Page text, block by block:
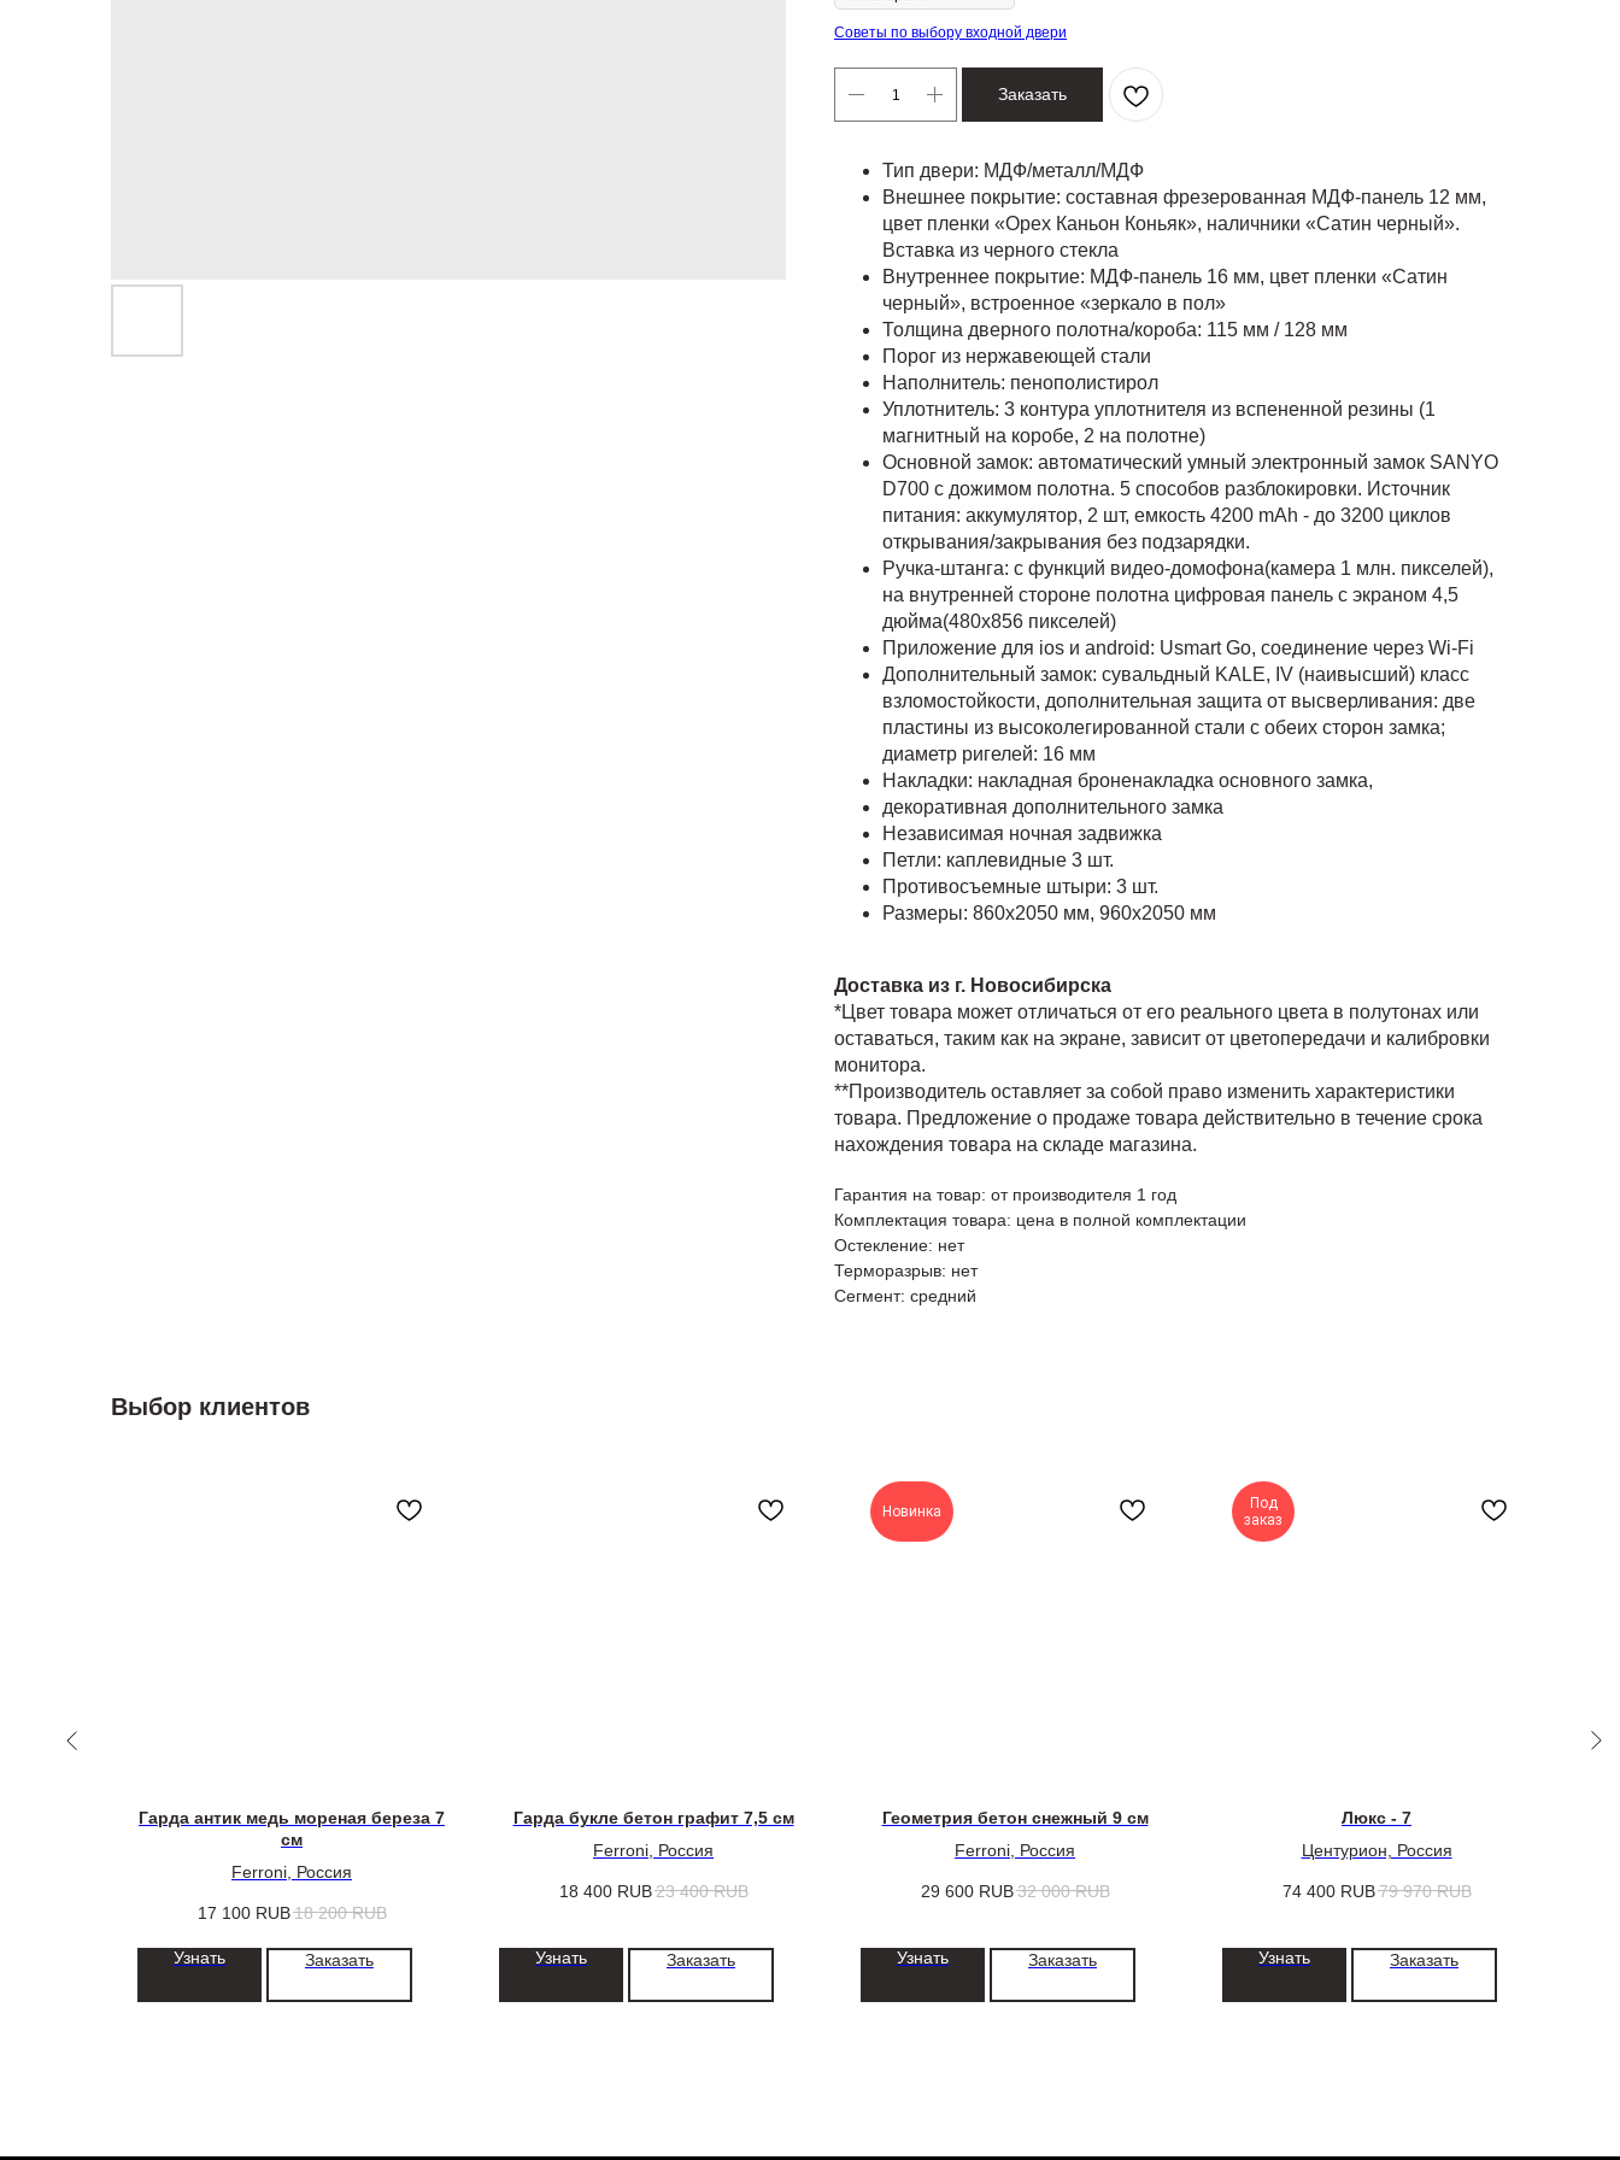
Советы по выбору входной двери
Заказать
Тип двери: МДФ/металл/МДФ
Внешнее покрытие: составная фрезерованная МДФ-панель 12 мм,
цвет пленки «Орех Каньон Коньяк», наличники «Сатин черный».
Вставка из черного стекла
Внутреннее покрытие: МДФ-панель 16 мм, цвет пленки «Сатин
черный», встроенное «зеркало в пол»
Толщина дверного полотна/короба: 115 мм / 128 мм
Порог из нержавеющей стали
Наполнитель: пенополистирол
Уплотнитель: 3 контура уплотнителя из вспененной резины (1
магнитный на коробе, 2 на полотне)
Основной замок: автоматический умный электронный замок SANYO
D700 с дожимом полотна. 5 способов разблокировки. Источник
питания: аккумулятор, 2 шт, емкость 4200 mAh - до 3200 циклов
открывания/закрывания без подзарядки.
Ручка-штанга: с функций видео-домофона(камера 1 млн. пикселей),
на внутренней стороне полотна цифровая панель с экраном 4,5
дюйма(480х856 пикселей)
Приложение для ios и android: Usmart Go, соединение через Wi-Fi
Дополнительный замок: сувальдный KALE, IV (наивысший) класс
взломостойкости, дополнительная защита от высверливания: две
пластины из высоколегированной стали с обеих сторон замка;
диаметр ригелей: 16 мм
Накладки: накладная броненакладка основного замка,
декоративная дополнительного замка
Независимая ночная задвижка
Петли: каплевидные 3 шт.
Противосъемные штыри: 3 шт.
Размеры: 860х2050 мм, 960х2050 мм
Доставка из г. Новосибирска
*Цвет товара может отличаться от его реального цвета в полутонах или
оставаться, таким как на экране, зависит от цветопередачи и калибровки
монитора.
**Производитель оставляет за собой право изменить характеристики
товара. Предложение о продаже товара действительно в течение срока
нахождения товара на складе магазина.
Гарантия на товар: от производителя 1 год
Комплектация товара: цена в полной комплектации
Остекление: нет
Терморазрыв: нет
Сегмент: средний
Выбор клиентов
Гарда антик медь мореная береза 7
см
Ferroni, Россия
17 100 RUB18 200 RUB
Узнать Заказать
Гарда букле бетон графит 7,5 см
Ferroni, Россия
18 400 RUB23 400 RUB
Узнать Заказать
Новинка
Геометрия бетон снежный 9 см
Ferroni, Россия
29 600 RUB32 000 RUB
Узнать Заказать
Под
заказ
Люкс - 7
Центурион, Россия
74 400 RUB79 970 RUB
Узнать Заказать